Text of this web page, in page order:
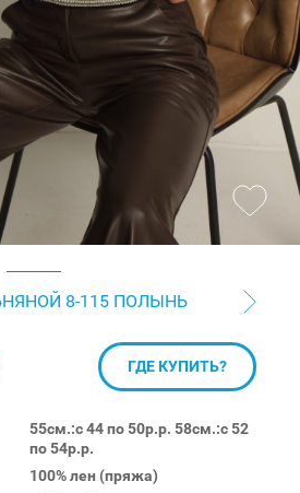
8-115 ПОЛЫНЬ
55см.:с 44 по 50р.р. 58см.:с 52
по 54р.р.
100% лен (пряжа)
ГДЕ КУПИТЬ?